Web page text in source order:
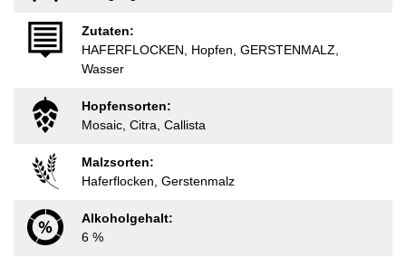
Zutaten:
HAFERFLOCKEN, Hopfen, GERSTENMALZ,
Wasser
Hopfensorten:
Mosaic, Citra, Callista
Malzsorten:
Haferflocken, Gerstenmalz
Alkoholgehalt:
6 %